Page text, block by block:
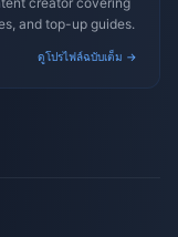
and top-up guides.
ดูโปรไฟล์ฉบับเต็ม →